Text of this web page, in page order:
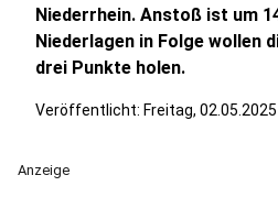
Niederrhein. Anstoß ist um
Niederlagen in Folge wollen
drei Punkte holen.
Veröffentlicht: Freitag,
Anzeige